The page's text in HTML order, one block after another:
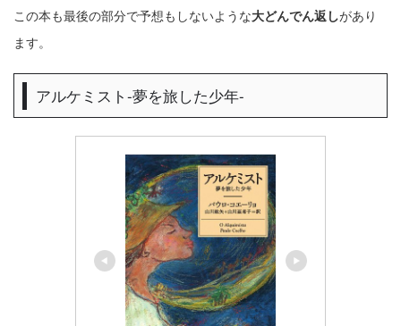
この本も最後の部分で予想もしないような大どんでん返しがあり
ます。
アルケミスト-夢を旅した少年-